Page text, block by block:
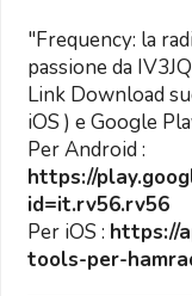
"Frequency: la
passione da
Link Download
iOS ) e Google
Per Android :
https://
id=it.rv56.rv56
Per iOS : https://
tools-per-